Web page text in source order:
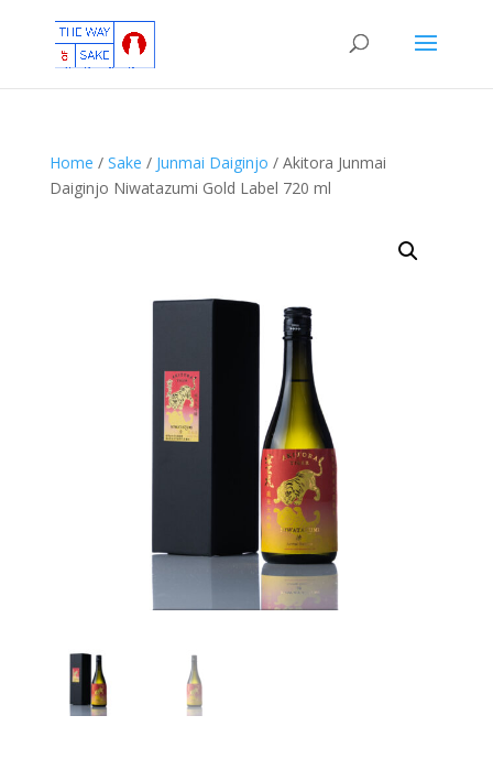
Home / Sake / Junmai Daiginjo / Akitora Junmai
Daiginjo Niwatazumi Gold Label 720 ml